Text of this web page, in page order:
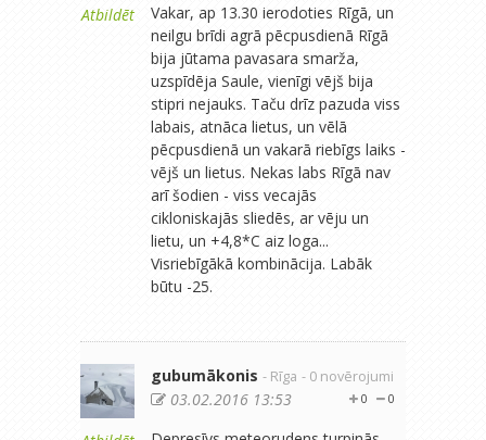
Atbildēt
Vakar, ap 13.30 ierodoties Rīgā, un
neilgu brīdi agrā pēcpusdienā Rīgā
bija jūtama pavasara smarža,
uzspīdēja Saule, vienīgi vējš bija
stipri nejauks. Taču drīz pazuda viss
labais, atnāca lietus, un vēlā
pēcpusdienā un vakarā riebīgs laiks -
vējš un lietus. Nekas labs Rīgā nav
arī šodien - viss vecajās
cikloniskajās sliedēs, ar vēju un
lietu, un +4,8*C aiz loga...
Visriebīgākā kombinācija. Labāk
būtu -25.
gubumākonis - Rīga - 0 novērojumi
0
0
03.02.2016 13:53